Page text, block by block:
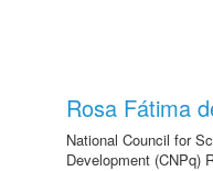
Rosa Fátima
National Council for
Development (CNPq)